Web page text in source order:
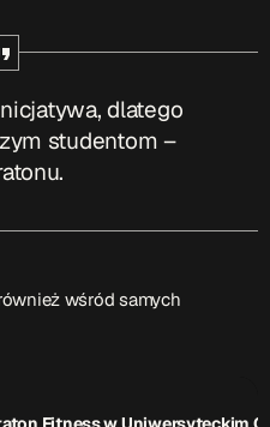
stacja radiowa.
2015 roku z inicjatywy
dlatego
studentom –
wśród samych